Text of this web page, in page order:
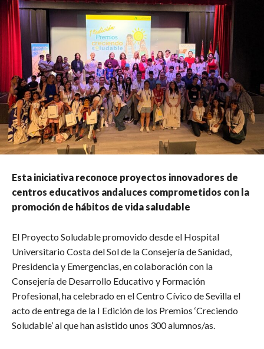
Esta iniciativa reconoce proyectos innovadores de
centros educativos andaluces comprometidos con la
promoción de hábitos de vida saludable
El Proyecto Soludable promovido desde el Hospital
Universitario Costa del Sol de la Consejería de Sanidad,
Presidencia y Emergencias, en colaboración con la
Consejería de Desarrollo Educativo y Formación
Profesional, ha celebrado en el Centro Cívico de Sevilla el
acto de entrega de la I Edición de los Premios ‘Creciendo
Soludable’ al que han asistido unos 300 alumnos/as.